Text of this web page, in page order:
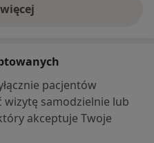
o adresie
pacjentów
wizytę samodzielnie lub
akceptuje Twoje